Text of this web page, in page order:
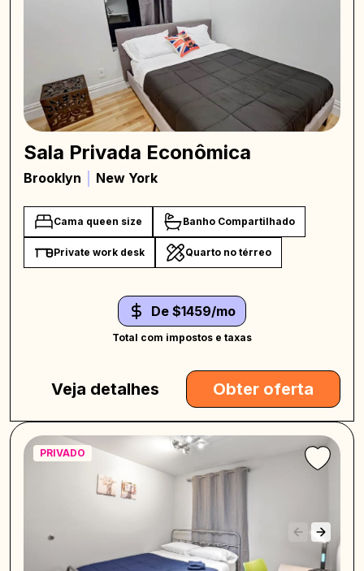
Sala Privada Econômica
Brooklyn New York
Cama queen size Banho Compartilhado
Private work desk Quarto no térreo
De $1459/mo
Total com impostos e taxas
Veja detalhes Obter oferta
PRIVADO